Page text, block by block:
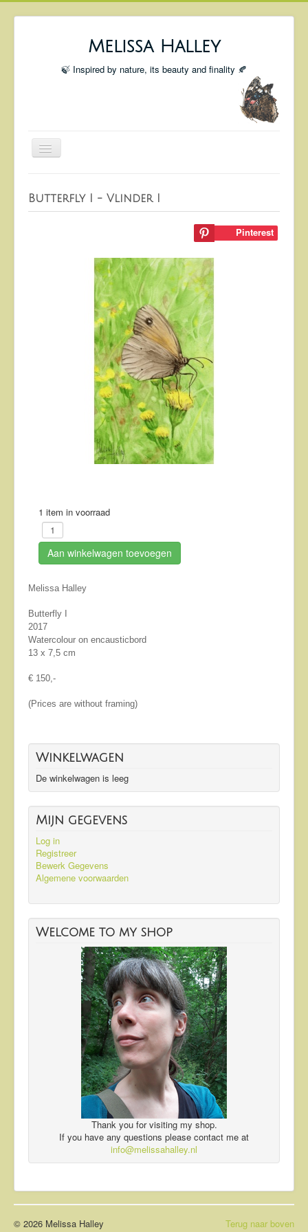
Melissa Halley
🍃 Inspired by nature, its beauty and finality 🍂
Toggle
Shop
Butterfly I - Vlinder I
Pinterest
1 item in voorraad
Aan winkelwagen toevoegen
Melissa Halley
Butterfly I
2017
Watercolour on encausticbord
13 x 7,5 cm
€ 150,-
(Prices are without framing)
Winkelwagen
De winkelwagen is leeg
Mijn gegevens
Log in
Registreer
Bewerk Gegevens
Algemene voorwaarden
Welcome to my shop
Thank you for visiting my shop.
If you have any questions please contact me at
info@melissahalley.nl
Terug naar boven
© 2026 Melissa Halley